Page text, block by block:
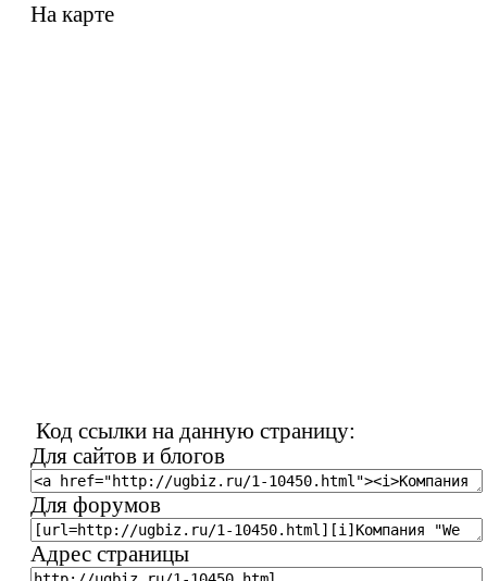
На карте
Код ссылки на данную страницу:
Для сайтов и блогов
Для форумов
Адрес страницы